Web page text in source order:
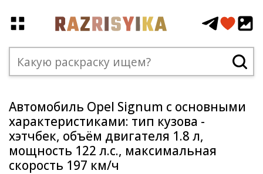
Автомобиль Opel Signum с основными
характеристиками: тип кузова -
хэтчбек, объём двигателя 1.8 л,
мощность 122 л.с., максимальная
скорость 197 км/ч